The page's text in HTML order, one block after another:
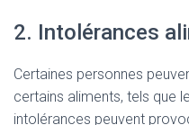
2. Intolérances
Certaines personnes
certains aliments, tels que
intolérances peuvent